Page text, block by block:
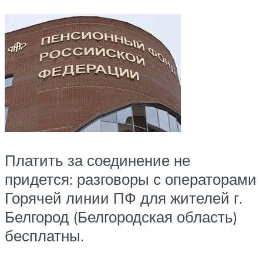
Платить за соединение не
придется: разговоры с операторами
Горячей линии ПФ для жителей г.
Белгород (Белгородская область)
бесплатны.